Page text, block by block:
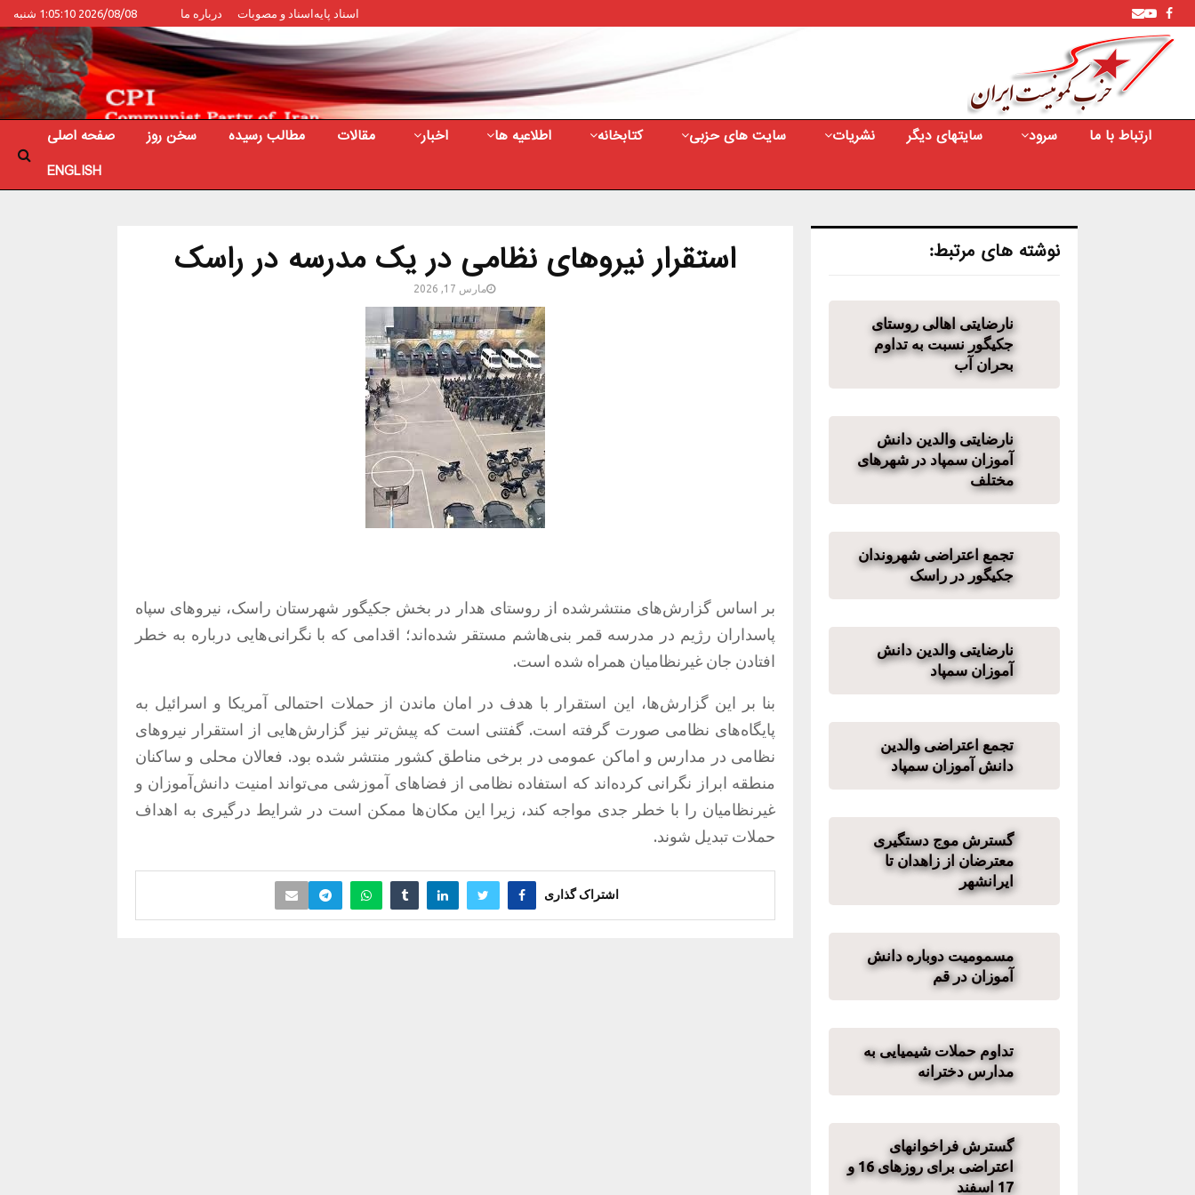
2026/08/08 1:05:10 شنبه اسناد پایه اسناد و مصوبات درباره ما Facebook
Youtube
Email
صفحه اصلی سخن روز مطالب رسیده مقالات اخبار اطلاعیه ها کتابخانه سایت های حزبی نشریات سایتهای دیگر سرود
ارتباط با ما
ENGLISH
استقرار نیروهای نظامی در یک مدرسه در راسک
مارس 17, 2026
بر اساس گزارش‌های منتشرشده از روستای هدار در بخش جکیگور شهرستان راسک، نیروهای سپاه
پاسداران رژیم در مدرسه قمر بنی‌هاشم مستقر شده‌اند؛ اقدامی که با نگرانی‌هایی درباره به خطر
افتادن جان غیرنظامیان همراه شده است.
بنا بر این گزارش‌ها، این استقرار با هدف در امان ماندن از حملات احتمالی آمریکا و اسرائیل به
پایگاه‌های نظامی صورت گرفته است. گفتنی است که پیش‌تر نیز گزارش‌هایی از استقرار نیروهای
نظامی در مدارس و اماکن عمومی در برخی مناطق کشور منتشر شده بود. فعالان محلی و ساکنان
منطقه ابراز نگرانی کرده‌اند که استفاده نظامی از فضاهای آموزشی می‌تواند امنیت دانش‌آموزان و
غیرنظامیان را با خطر جدی مواجه کند، زیرا این مکان‌ها ممکن است در شرایط درگیری به اهداف
حملات تبدیل شوند.
اشتراک گذاری
نوشته های مرتبط:
نارضایتی اهالی روستای
جکیگور نسبت به تداوم
بحران آب
نارضایتی والدین دانش
آموزان سمپاد در شهرهای
مختلف
تجمع اعتراضی شهروندان
جکیگور در راسک
نارضایتی والدین دانش
آموزان سمپاد
تجمع اعتراضی والدین
دانش آموزان سمپاد
گسترش موج دستگیری‌
معترضان از زاهدان تا
ایرانشهر
مسمومیت دوباره دانش
آموزان در قم
تداوم حملات شیمیایی به
مدارس دخترانه
گسترش فراخوانهای
اعتراضی برای روزهای 16 و
17 اسفند